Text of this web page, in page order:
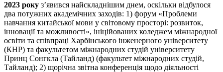
2023 року з’явився найскладнішим днем, оскільки відбулося
два потужних академічних заходів: 1) форум «Проблеми
навчання китайської мови у світовому просторі: розвиток,
інновації та можливості», ініційованих коледжем міжнародної
освіти та співпраці Харбінського інженерного університету
(КНР) та факультетом міжнародних студій університету
Принц Сонгкла (Тайланд) (факультет міжнародних студій,
Тайланд); 2) щорічна звітна конференція щодо діяльності